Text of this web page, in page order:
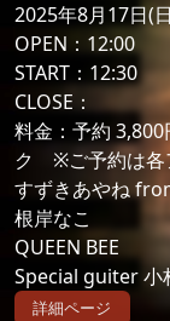
2025年8月17日(
OPEN：12:00
START：12:30
CLOSE：
料金：予約
ク ※ご予約は各
すずきあやね
根岸なこ
QUEEN BEE
Special guiter 小
詳細ページ